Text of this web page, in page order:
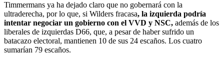
Timmermans ya ha dejado claro que no gobernará con la
ultraderecha, por lo que, si Wilders fracasa, la izquierda podría
intentar negociar un gobierno con el VVD y NSC, además de los
liberales de izquierdas D66, que, a pesar de haber sufrido un
batacazo electoral, mantienen 10 de sus 24 escaños. Los cuatro
sumarían 79 escaños.